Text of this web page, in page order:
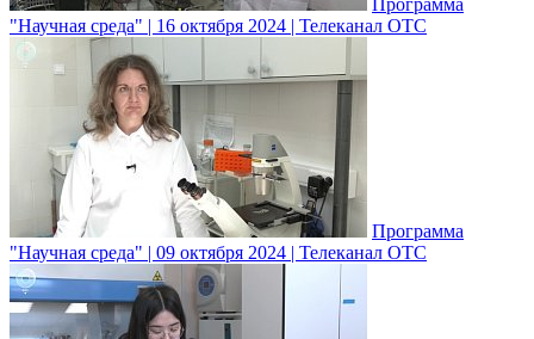
"Научная среда" | 16 октября 2024 | Телеканал ОТС
Программа
"Научная среда" | 09 октября 2024 | Телеканал ОТС